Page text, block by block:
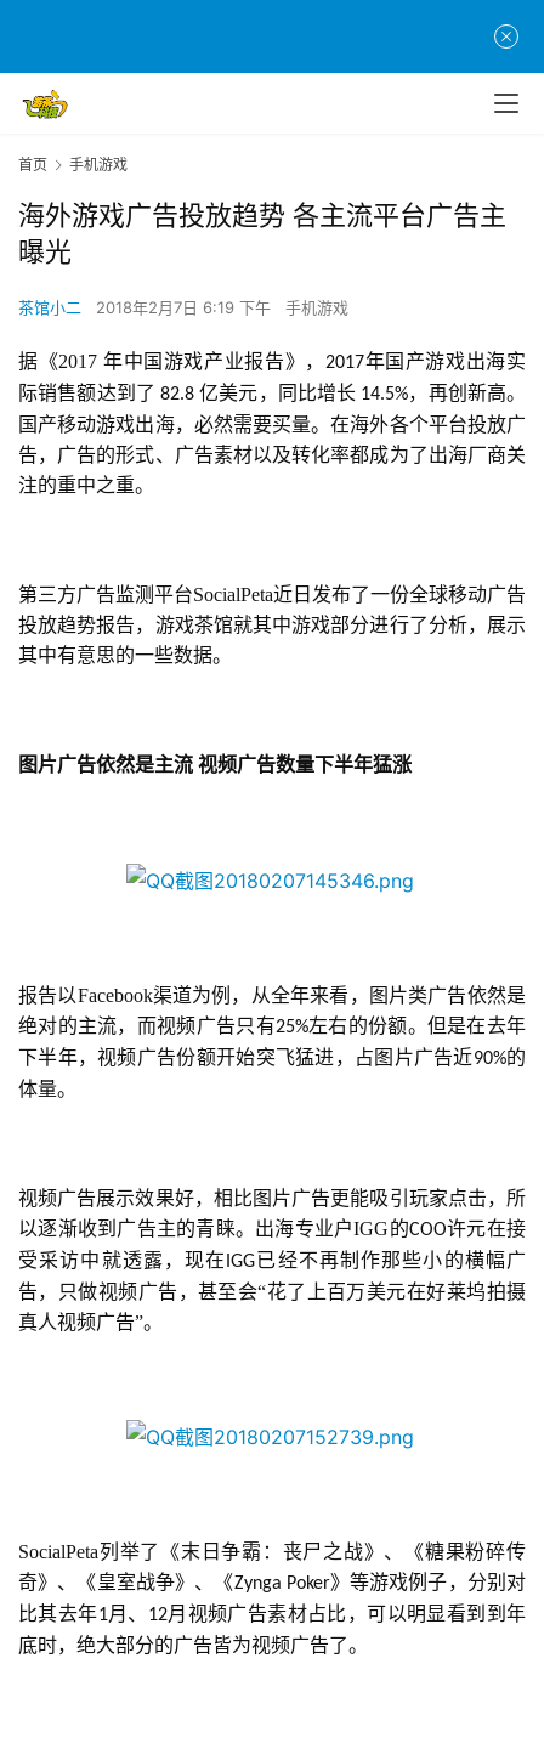
首页 手机游戏
海外游戏广告投放趋势 各主流平台广告主
曝光
茶馆小二 2018年2月7日 6:19 下午 手机游戏
据《2017 年中国游戏产业报告》， 2017年国产游戏出海实
际销售额达到了 82.8 亿美元，同比增长 14.5%，再创新高。
国产移动游戏出海，必然需要买量。在海外各个平台投放广
告，广告的形式、广告素材以及转化率都成为了出海厂商关
注的重中之重。
第三方广告监测平台SocialPeta近日发布了一份全球移动广告
投放趋势报告，游戏茶馆就其中游戏部分进行了分析，展示
其中有意思的一些数据。
图片广告依然是主流 视频广告数量下半年猛涨
报告以Facebook渠道为例，从全年来看，图片类广告依然是
绝对的主流，而视频广告只有25%左右的份额。但是在去年
下半年，视频广告份额开始突飞猛进，占图片广告近90%的
体量。
视频广告展示效果好，相比图片广告更能吸引玩家点击，所
以逐渐收到广告主的青睐。出海专业户IGG的COO许元在接
受采访中就透露，现在IGG已经不再制作那些小的横幅广
告，只做视频广告，甚至会“花了上百万美元在好莱坞拍摄
真人视频广告”。
SocialPeta列举了《末日争霸：丧尸之战》、《糖果粉碎传
奇》、《皇室战争》、《Zynga Poker》等游戏例子，分别对
比其去年1月、 12月视频广告素材占比，可以明显看到到年
底时，绝大部分的广告皆为视频广告了。